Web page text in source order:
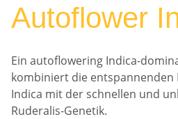
Autoflower
Ein autoflowering Indica-
kombiniert die entspannenden
Indica mit der schnellen und
Ruderalis-Genetik.